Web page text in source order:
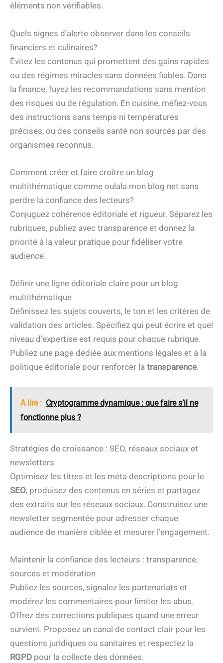
éléments non vérifiables.
Quels signes d’alerte observer dans les conseils
financiers et culinaires?
Évitez les contenus qui promettent des gains rapides
ou des régimes miracles sans données fiables. Dans
la finance, fuyez les recommandations sans mention
des risques ou de régulation. En cuisine, méfiez-vous
des instructions sans temps ni températures
précises, ou des conseils santé non sourcés par des
organismes reconnus.
Comment créer et faire croître un blog
multithématique comme oulala mon blog net sans
perdre la confiance des lecteurs?
Conjuguez cohérence éditoriale et rigueur. Séparez les
rubriques, publiez avec transparence et donnez la
priorité à la valeur pratique pour fidéliser votre
audience.
Définir une ligne éditoriale claire pour un blog
multithématique
Définissez les sujets couverts, le ton et les critères de
validation des articles. Spécifiez qui peut écrire et quel
niveau d’expertise est requis pour chaque rubrique.
Publiez une page dédiée aux mentions légales et à la
politique éditoriale pour renforcer la transparence.
A lire : Cryptogramme dynamique : que faire s’il ne
fonctionne plus ?
Stratégies de croissance : SEO, réseaux sociaux et
newsletters
Optimisez les titres et les méta descriptions pour le
SEO, produisez des contenus en séries et partagez
des extraits sur les réseaux sociaux. Construisez une
newsletter segmentée pour adresser chaque
audience de manière ciblée et mesurer l’engagement.
Maintenir la confiance des lecteurs : transparence,
sources et modération
Publiez les sources, signalez les partenariats et
modérez les commentaires pour limiter les abus.
Offrez des corrections publiques quand une erreur
survient. Proposez un canal de contact clair pour les
questions juridiques ou sanitaires et respectez la
RGPD pour la collecte des données.